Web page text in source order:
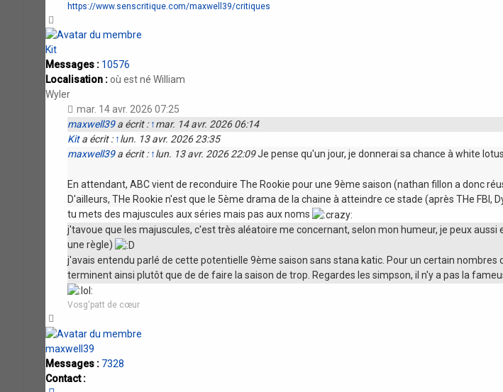
https://www.senscritique.com/maxwell39/critiques
Kit
Messages : 10576
Localisation :où est né William
Wyler
mar. 14 avr. 2026 07:25
maxwell39a écrit : ↑mar. 14 avr. 2026 06:14
Kita écrit : ↑lun. 13 avr. 2026 23:35
maxwell39a écrit : ↑lun. 13 avr. 2026 22:09Je pense qu'un jour, je donnerai sa chance à white
En attendant, ABC vient de reconduire The Rookie pour une 9ème saison (nathan fillon a donc
D'ailleurs, THe Rookie n'est que le 5ème drama de la chaine à atteindre ce stade (après THe FBI,
tu mets des majuscules aux séries mais pas aux noms
j'tavoue que les majuscules, c'est très aléatoire me concernant, selon mon humeur, je peux
une règle)
j'avais entendu parlé de cette potentielle 9ème saison sans stana katic. Pour un certain nombres
terminent ainsi plutôt que de de faire la saison de trop. Regardes les simpson, il n'y a pas la
Vosg'patt de cœur
maxwell39
Messages : 7328
Contact :